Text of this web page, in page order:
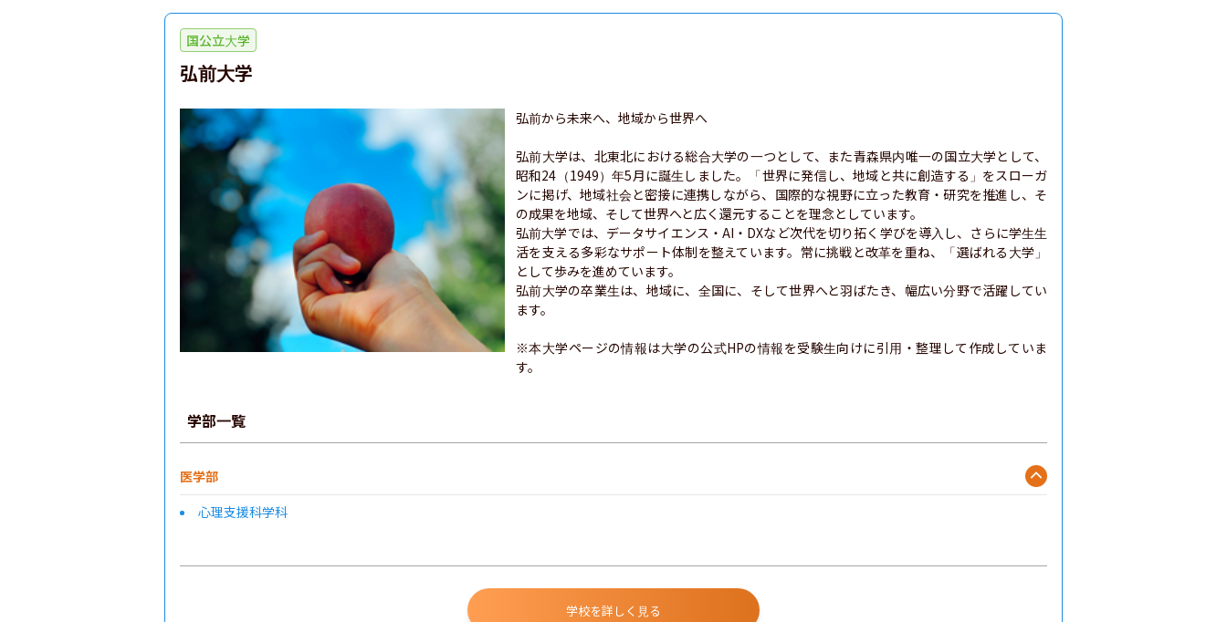
国公立大学
弘前大学
弘前から未来へ、地域から世界へ
弘前大学は、北東北における総合大学の一つとして、また青森県内唯一の国立大学として、
昭和24（1949）年5月に誕生しました。「世界に発信し、地域と共に創造する」をスローガ
ンに掲げ、地域社会と密接に連携しながら、国際的な視野に立った教育・研究を推進し、そ
の成果を地域、そして世界へと広く還元することを理念としています。
弘前大学では、データサイエンス・AI・DXなど次代を切り拓く学びを導入し、さらに学生生
活を支える多彩なサポート体制を整えています。常に挑戦と改革を重ね、「選ばれる大学」
として歩みを進めています。
弘前大学の卒業生は、地域に、全国に、そして世界へと羽ばたき、幅広い分野で活躍してい
ます。
※本大学ページの情報は大学の公式HPの情報を受験生向けに引用・整理して作成していま
す。
学部一覧
医学部
心理支援科学科
学校を詳しく見る